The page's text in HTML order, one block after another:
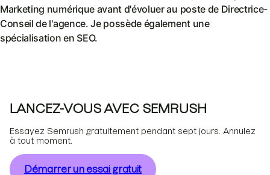
Marketing numérique avant d'évoluer au poste de Directrice-
Conseil de l'agence. Je possède également une
spécialisation en SEO.
LANCEZ-VOUS AVEC SEMRUSH
Essayez Semrush gratuitement pendant sept jours. Annulez
à tout moment.
Démarrer un essai gratuit